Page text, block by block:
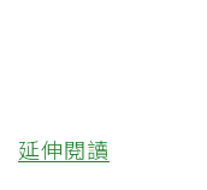
延伸閱讀